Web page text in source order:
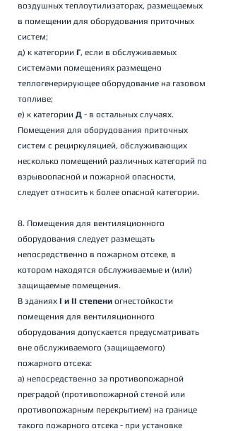
воздушных теплоутилизаторах, размещаемых
в помещении для оборудования приточных
систем;
д) к категории Г, если в обслуживаемых
системами помещениях размещено
теплогенерирующее оборудование на газовом
топливе;
е) к категории Д - в остальных случаях.
Помещения для оборудования приточных
систем с рециркуляцией, обслуживающих
несколько помещений различных категорий по
взрывоопасной и пожарной опасности,
следует относить к более опасной категории.
8. Помещения для вентиляционного
оборудования следует размещать
непосредственно в пожарном отсеке, в
котором находятся обслуживаемые и (или)
защищаемые помещения.
В зданиях I и II степени огнестойкости
помещения для вентиляционного
оборудования допускается предусматривать
вне обслуживаемого (защищаемого)
пожарного отсека:
а) непосредственно за противопожарной
преградой (противопожарной стеной или
противопожарным перекрытием) на границе
такого пожарного отсека - при установке